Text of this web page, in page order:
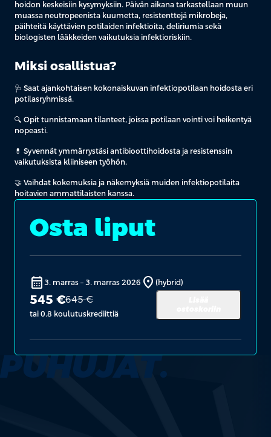
hoidon keskeisiin kysymyksiin. Päivän aikana tarkastellaan muun
muassa neutropeenista kuumetta, resistenttejä mikrobeja,
päihteitä käyttävien potilaiden infektioita, deliriumia sekä
biologisten lääkkeiden vaikutuksia infektioriskiin.
Miksi osallistua?
🩺 Saat ajankohtaisen kokonaiskuvan infektiopotilaan hoidosta eri
potilasryhmissä.
🔍 Opit tunnistamaan tilanteet, joissa potilaan vointi voi heikentyä
nopeasti.
💊 Syvennät ymmärrystäsi antibioottihoidosta ja resistenssin
vaikutuksista kliiniseen työhön.
🤝 Vaihdat kokemuksia ja näkemyksiä muiden infektiopotilaita
hoitavien ammattilaisten kanssa.
Osta liput
calendar_month 3. marras – 3. marras 2026 location_on (hybrid)
545 €645 €
tai 0.8 koulutuskrediittiä
PUHUJAT.